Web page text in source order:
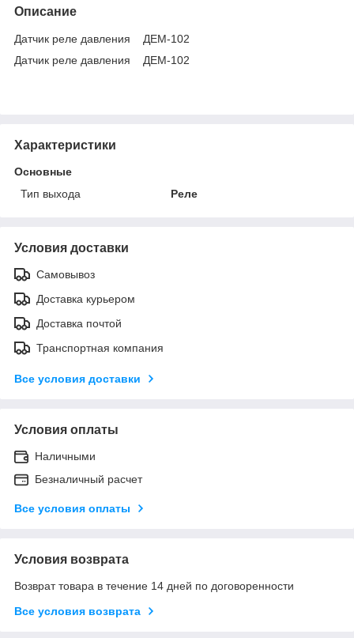
Описание
Датчик реле давления ДЕМ-102
Датчик реле давления ДЕМ-102
Характеристики
Основные
Тип выхода
Реле
Условия доставки
Самовывоз
Доставка курьером
Доставка почтой
Транспортная компания
Все условия доставки
Условия оплаты
Наличными
Безналичный расчет
Все условия оплаты
Условия возврата
Возврат товара в течение 14 дней по договоренности
Все условия возврата